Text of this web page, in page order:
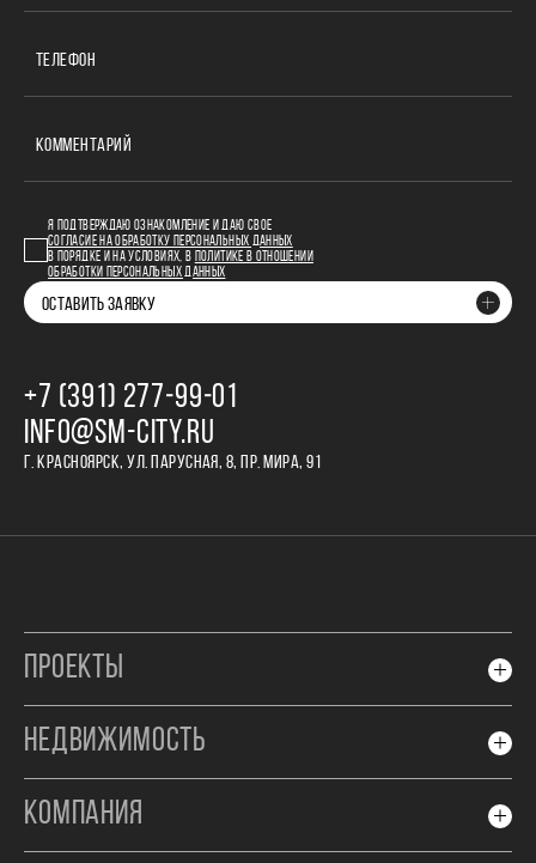
ТЕЛЕФОН
КОММЕНТАРИЙ
Я ПОДТВЕРЖДАЮ ОЗНАКОМЛЕНИЕ И ДАЮ СВОЕ
СОГЛАСИЕ НА ОБРАБОТКУ ПЕРСОНАЛЬНЫХ ДАННЫХ
В ПОРЯДКЕ И НА УСЛОВИЯХ, В
ПОЛИТИКЕ В ОТНОШЕНИИ
ОБРАБОТКИ ПЕРСОНАЛЬНЫХ ДАННЫХ
ОСТАВИТЬ ЗАЯВКУ
+7 (391) 277‒99‒01
INFO@SM-CITY.RU
Г. КРАСНОЯРСК, УЛ. ПАРУСНАЯ, 8, ПР. МИРА, 91
ПРОЕКТЫ
НЕДВИЖИМОСТЬ
КОМПАНИЯ